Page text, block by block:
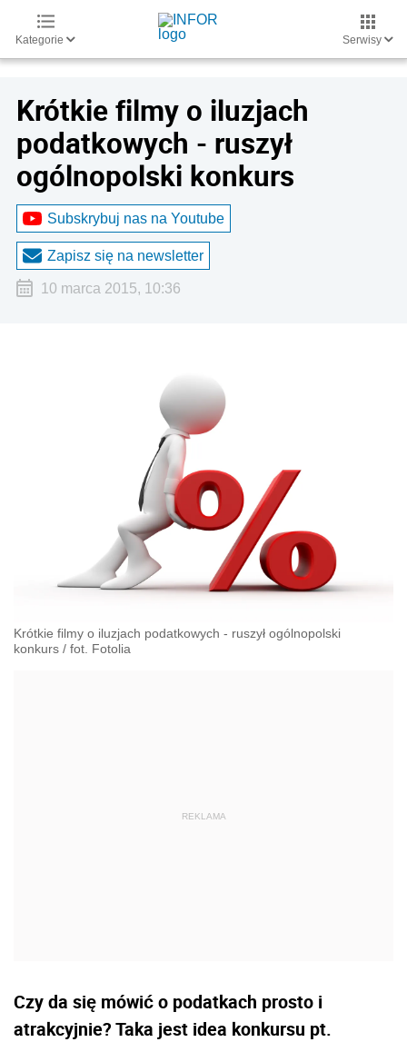
Kategorie Serwisy
Krótkie filmy o iluzjach
podatkowych - ruszył
ogólnopolski konkurs
Subskrybuj nas na Youtube
Zapisz się na newsletter
10 marca 2015, 10:36
Krótkie filmy o iluzjach podatkowych - ruszył ogólnopolski
konkurs / fot. Fotolia
Czy da się mówić o podatkach prosto i
atrakcyjnie? Taka jest idea konkursu pt.